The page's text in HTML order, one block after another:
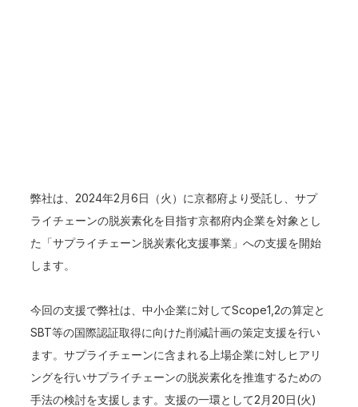
弊社は、2024年2月6日（火）に京都府より受託し、サプ
ライチェーンの脱炭素化を目指す京都府内企業を対象とし
た「サプライチェーン脱炭素化支援事業」への支援を開始
します。
今回の支援で弊社は、中小企業に対してScope1,2の算定と
SBT等の国際認証取得に向けた削減計画の策定支援を行い
ます。サプライチェーンに含まれる上場企業に対しヒアリ
ングを行いサプライチェーンの脱炭素化を推進するための
手法の検討を支援します。支援の一環として2月20日(火)